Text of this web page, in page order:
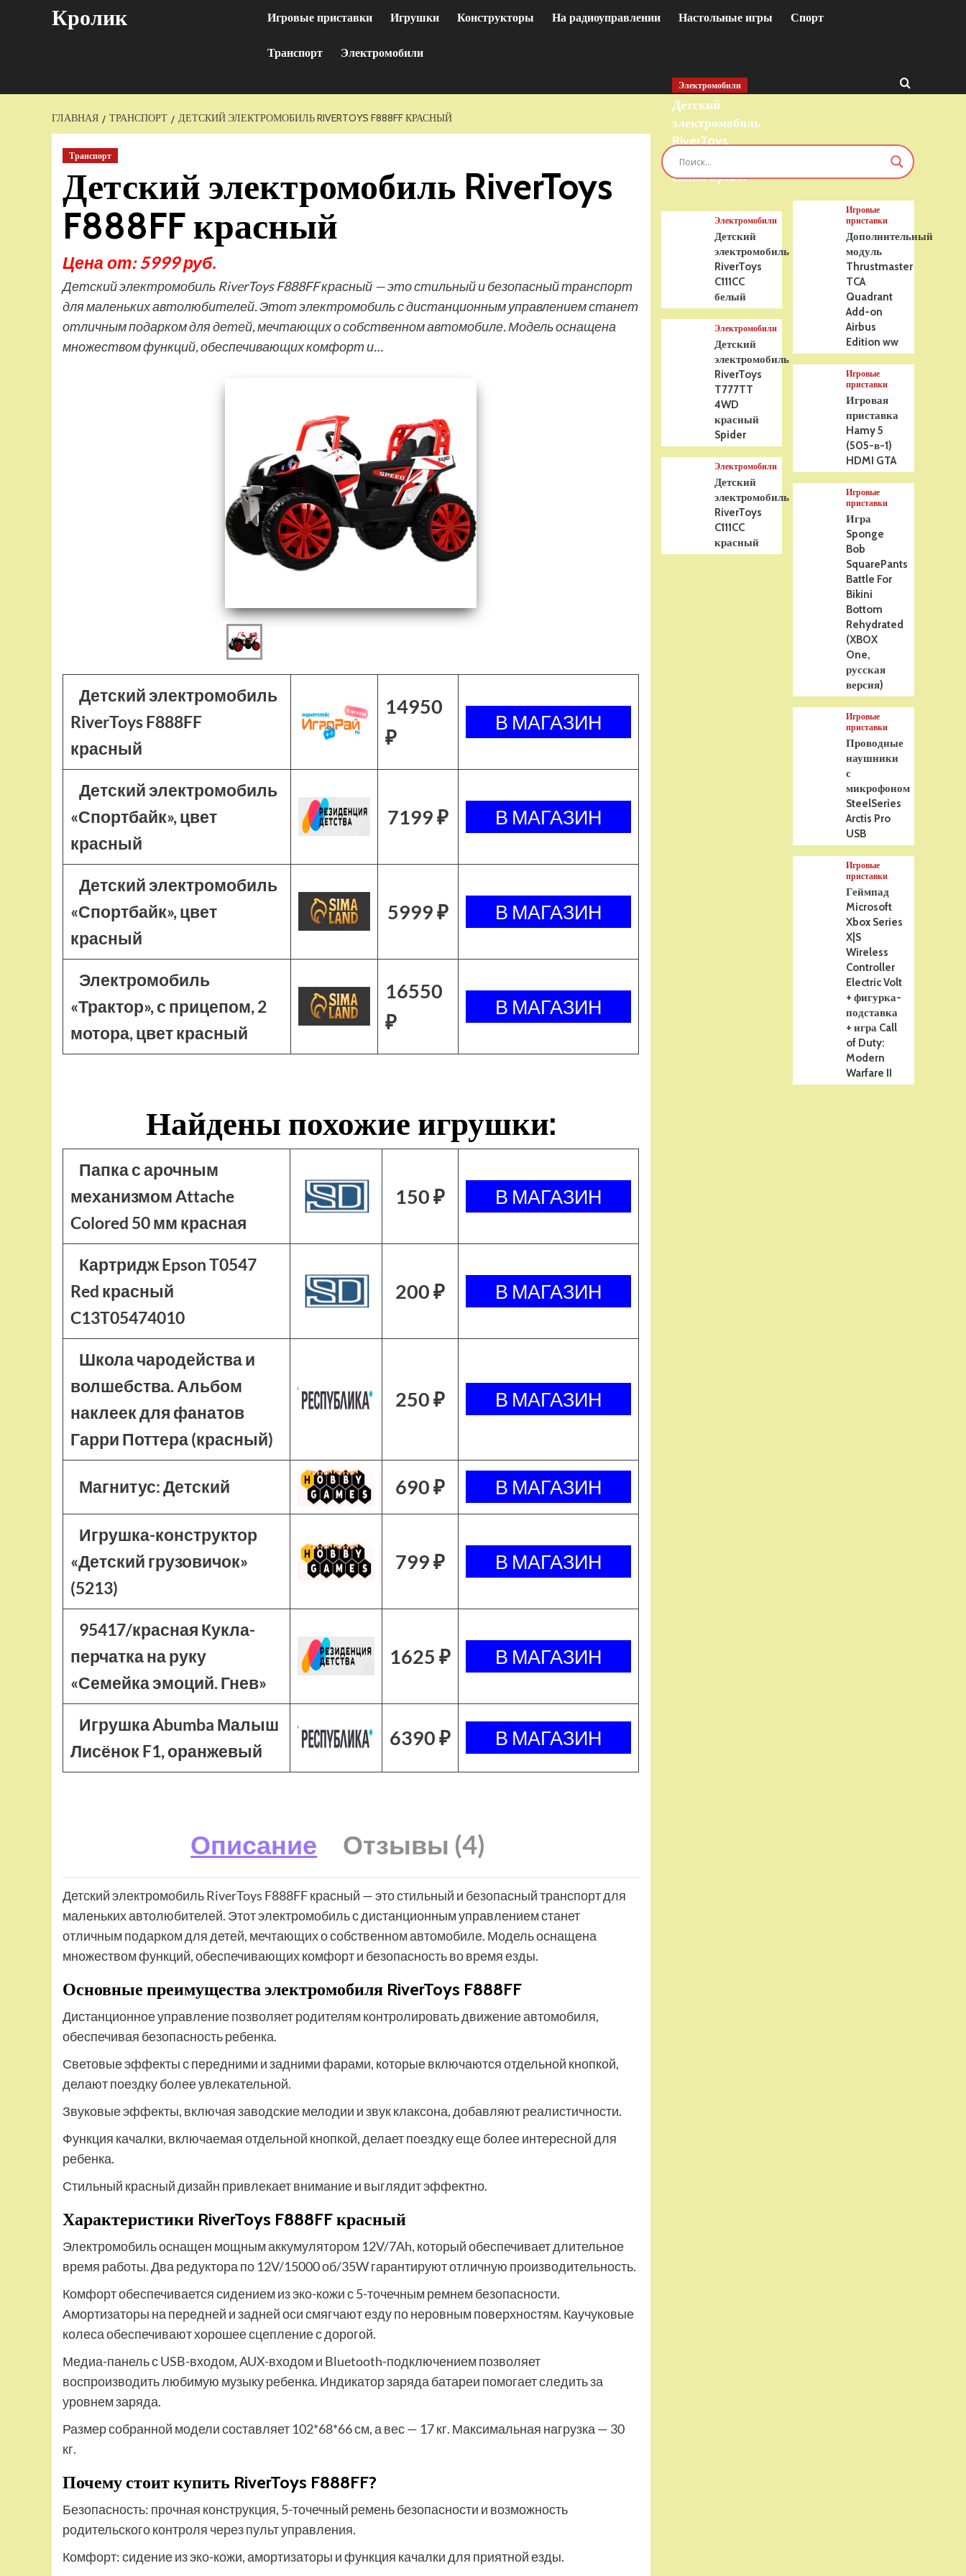
Кролик Игровые приставки Игрушки Конструкторы На радиоуправлении Настольные игры Спорт
Транспорт Электромобили
ГЛАВНАЯ ТРАНСПОРТ ДЕТСКИЙ ЭЛЕКТРОМОБИЛЬ RIVERTOYS F888FF КРАСНЫЙ
Транспорт
Детский электромобиль RiverToys
F888FF красный
Цена от: 5999 руб.
Детский электромобиль RiverToys F888FF красный — это стильный и безопасный транспорт
для маленьких автолюбителей. Этот электромобиль с дистанционным управлением станет
отличным подарком для детей, мечтающих о собственном автомобиле. Модель оснащена
множеством функций, обеспечивающих комфорт и…
Детский электромобиль
RiverToys F888FF
красный
14950
₽
Детский электромобиль
«Спортбайк», цвет
красный
7199 ₽
Детский электромобиль
«Спортбайк», цвет
красный
5999 ₽
Электромобиль
«Трактор», с прицепом, 2
мотора, цвет красный
16550
₽
Найдены похожие игрушки:
Папка с арочным
механизмом Attache
Colored 50 мм красная
150 ₽
Картридж Epson T0547
Red красный
C13T05474010
200 ₽
Школа чародейства и
волшебства. Альбом
наклеек для фанатов
Гарри Поттера (красный)
250 ₽
Магнитус: Детский 690 ₽
Игрушка-конструктор
«Детский грузовичок»
(5213)
799 ₽
95417/красная Кукла-
перчатка на руку
«Семейка эмоций. Гнев»
1625 ₽
Игрушка Abumba Малыш
Лисёнок F1, оранжевый
6390 ₽
Описание Отзывы (4)
Детский электромобиль RiverToys F888FF красный — это стильный и безопасный транспорт для
маленьких автолюбителей. Этот электромобиль с дистанционным управлением станет
отличным подарком для детей, мечтающих о собственном автомобиле. Модель оснащена
множеством функций, обеспечивающих комфорт и безопасность во время езды.
Основные преимущества электромобиля RiverToys F888FF
Дистанционное управление позволяет родителям контролировать движение автомобиля,
обеспечивая безопасность ребенка.
Световые эффекты с передними и задними фарами, которые включаются отдельной кнопкой,
делают поездку более увлекательной.
Звуковые эффекты, включая заводские мелодии и звук клаксона, добавляют реалистичности.
Функция качалки, включаемая отдельной кнопкой, делает поездку еще более интересной для
ребенка.
Стильный красный дизайн привлекает внимание и выглядит эффектно.
Характеристики RiverToys F888FF красный
Электромобиль оснащен мощным аккумулятором 12V/7Ah, который обеспечивает длительное
время работы. Два редуктора по 12V/15000 об/35W гарантируют отличную производительность.
Комфорт обеспечивается сидением из эко-кожи с 5-точечным ремнем безопасности.
Амортизаторы на передней и задней оси смягчают езду по неровным поверхностям. Каучуковые
колеса обеспечивают хорошее сцепление с дорогой.
Медиа-панель с USB-входом, AUX-входом и Bluetooth-подключением позволяет
воспроизводить любимую музыку ребенка. Индикатор заряда батареи помогает следить за
уровнем заряда.
Размер собранной модели составляет 102*68*66 см, а вес — 17 кг. Максимальная нагрузка — 30
кг.
Почему стоит купить RiverToys F888FF?
Безопасность: прочная конструкция, 5-точечный ремень безопасности и возможность
родительского контроля через пульт управления.
Комфорт: сидение из эко-кожи, амортизаторы и функция качалки для приятной езды.
Электромобили
Детский
электромобиль
RiverToys
T777TT 4WD
синий Spider
Электромобили
Детский
электромобиль
RiverToys
C111CC
белый
Электромобили
Детский
электромобиль
RiverToys
T777TT
4WD
красный
Spider
Электромобили
Детский
электромобиль
RiverToys
C111CC
красный
Игровые
приставки
Дополнительный
модуль
Thrustmaster
TCA
Quadrant
Add-on
Airbus
Edition ww
Игровые
приставки
Игровая
приставка
Hamy 5
(505-в-1)
HDMI GTA
Игровые
приставки
Игра
Sponge
Bob
SquarePants
Battle For
Bikini
Bottom
Rehydrated
(XBOX
One,
русская
версия)
Игровые
приставки
Проводные
наушники
с
микрофоном
SteelSeries
Arctis Pro
USB
Игровые
приставки
Геймпад
Microsoft
Xbox Series
X|S
Wireless
Controller
Electric Volt
+ фигурка-
подставка
+ игра Call
of Duty:
Modern
Warfare II